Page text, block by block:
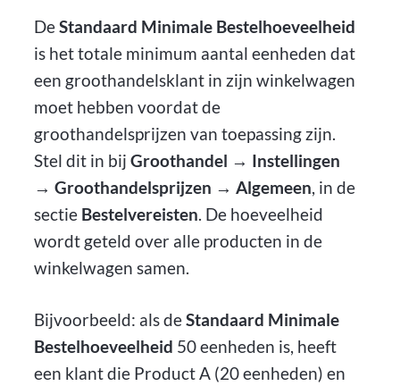
DeStandaard Minimale Bestelhoeveelheid
is het totale minimum aantal eenheden dat
een groothandelsklant in zijn winkelwagen
moet hebben voordat de
groothandelsprijzen van toepassing zijn.
Stel dit in bijGroothandel → Instellingen
→ Groothandelsprijzen → Algemeen , in de
sectie Bestelvereisten . De hoeveelheid
wordt geteld over alle producten in de
winkelwagen samen.
Bijvoorbeeld: als deStandaard Minimale
Bestelhoeveelheid 50 eenheden is, heeft
een klant die Product A (20 eenheden) en